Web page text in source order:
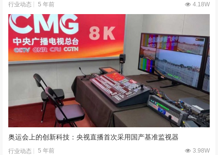
行业动态 5 年前 4.18W
奥运会上的创新科技：央视直播首次采用国产基准监视器
行业动态 5 年前 3.98W